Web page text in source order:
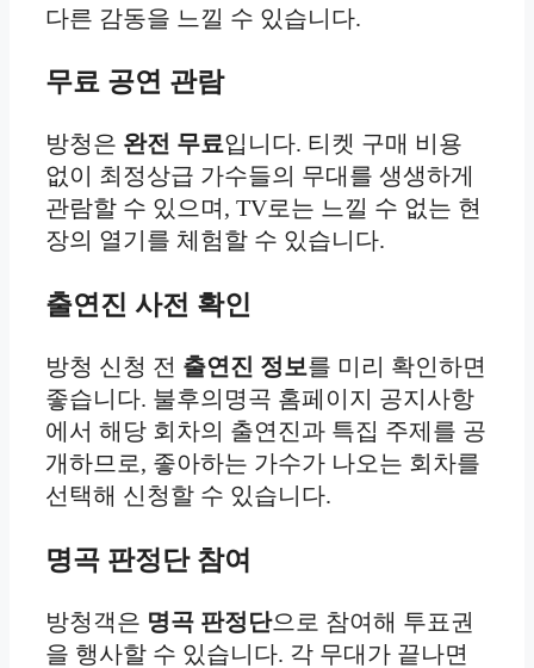
다른 감동을 느낄 수 있습니다.
무료 공연 관람
방청은 완전 무료입니다. 티켓 구매 비용
없이 최정상급 가수들의 무대를 생생하게
관람할 수 있으며, TV로는 느낄 수 없는 현
장의 열기를 체험할 수 있습니다.
출연진 사전 확인
방청 신청 전 출연진 정보를 미리 확인하면
좋습니다. 불후의명곡 홈페이지 공지사항
에서 해당 회차의 출연진과 특집 주제를 공
개하므로, 좋아하는 가수가 나오는 회차를
선택해 신청할 수 있습니다.
명곡 판정단 참여
방청객은 명곡 판정단으로 참여해 투표권
을 행사할 수 있습니다. 각 무대가 끝나면